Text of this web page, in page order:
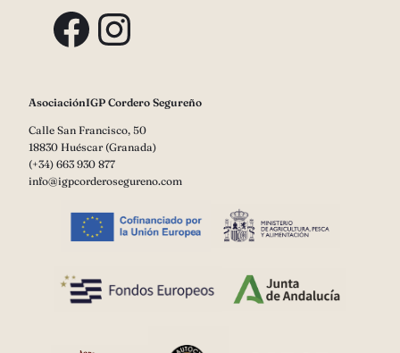
Facebook Instagram
AsociaciónIGP Cordero Segureño
Calle San Francisco, 50
18830 Huéscar (Granada)
(+34) 663 930 877
info@igpcorderosegureno.com